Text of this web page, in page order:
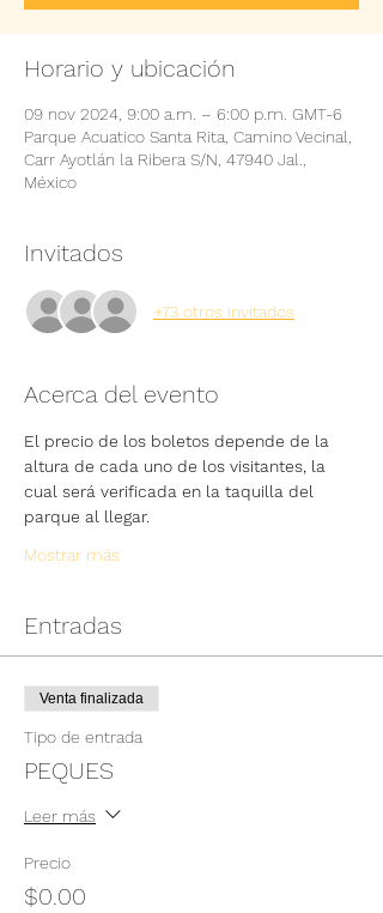
Horario y ubicación
09 nov 2024, 9:00 a.m. – 6:00 p.m. GMT-6
Parque Acuatico Santa Rita, Camino Vecinal,
Carr Ayotlán la Ribera S/N, 47940 Jal.,
México
Invitados
+73 otros invitados
Acerca del evento
El precio de los boletos depende de la
altura de cada uno de los visitantes, la
cual será verificada en la taquilla del
parque al llegar.
Mostrar más
Entradas
Venta finalizada
Tipo de entrada
PEQUES
Leer más
Precio
$0.00